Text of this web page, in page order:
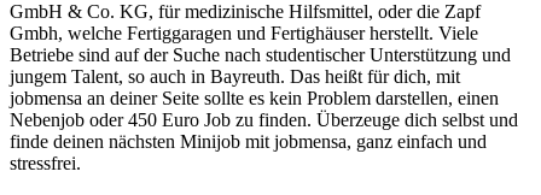
GmbH & Co. KG, für medizinische Hilfsmittel, oder die Zapf
Gmbh, welche Fertiggaragen und Fertighäuser herstellt. Viele
Betriebe sind auf der Suche nach studentischer Unterstützung und
jungem Talent, so auch in Bayreuth. Das heißt für dich, mit
jobmensa an deiner Seite sollte es kein Problem darstellen, einen
Nebenjob oder 450 Euro Job zu finden. Überzeuge dich selbst und
finde deinen nächsten Minijob mit jobmensa, ganz einfach und
stressfrei.